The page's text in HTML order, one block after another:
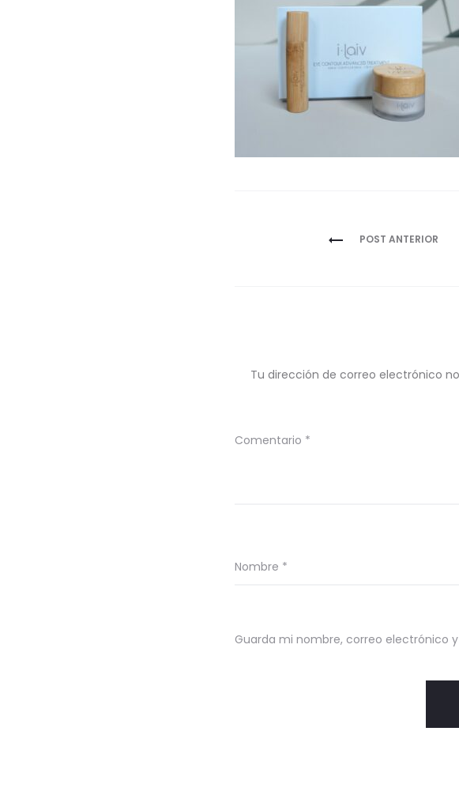
NavegaciónPOST ANTERIOR
Tu dirección de correo electrónico
Comentario *
Nombre *
Guarda mi nombre, correo electrónico